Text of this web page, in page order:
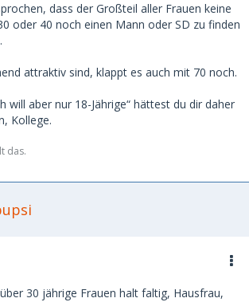
dass der Großteil aller Frauen keine
oder 40 noch einen Mann oder SD zu finden
attraktiv sind, klappt es auch mit 70 noch.
will aber nur 18-Jährige“ hättest du dir daher
Kollege.
das.
30 jährige Frauen halt faltig, Hausfrau,